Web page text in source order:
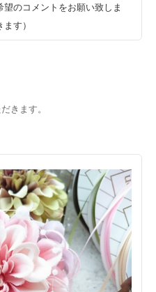
のコメントをお願い致しま
す）
きます。